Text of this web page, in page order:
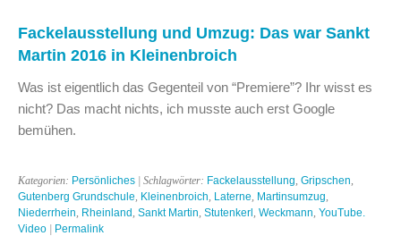
Fackelausstellung und Umzug: Das war Sankt
Martin 2016 in Kleinenbroich
Was ist eigentlich das Gegenteil von “Premiere”? Ihr wisst es
nicht? Das macht nichts, ich musste auch erst Google
bemühen.
Kategorien: Persönliches | Schlagwörter: Fackelausstellung Gripschen
Gutenberg Grundschule Kleinenbroich Laterne Martinsumzug
Niederrhein Rheinland Sankt Martin Stutenkerl Weckmann YouTube.
Video | Permalink